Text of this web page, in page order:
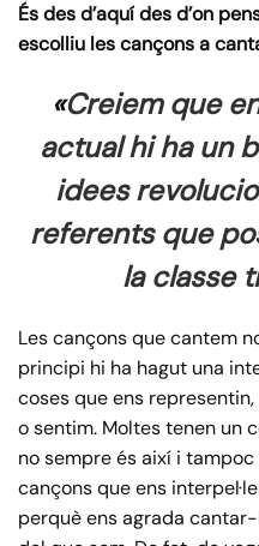
És des d’aquí des d’on
escolliu les cançons a
«Creiem que
actual hi ha un
idees
referents que
la classe
Les cançons que cantem
principi hi ha hagut una
coses que ens
o sentim. Moltes tenen un
no sempre és així i
cançons que ens
perquè ens agrada